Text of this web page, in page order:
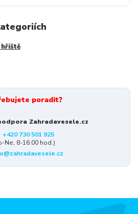
poradit?
Zahradavesele.cz
+420 730 501 925
Ne, 8-16:00 hod.)